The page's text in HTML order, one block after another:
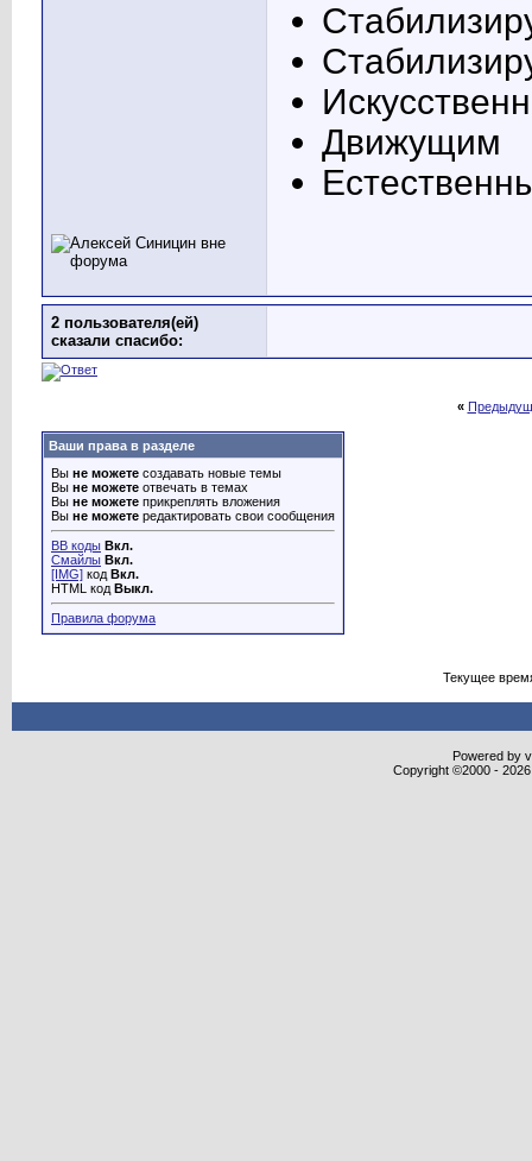
Движущим
2 пользователя(ей)
сказали cпасибо:
«
Ваши права в разделе
Вы не можете создавать новые темы
Вы не можете отвечать в темах
Вы не можете прикреплять вложения
Вы не можете редактировать свои сообщения
BB коды Вкл.
Смайлы Вкл.
[IMG] код Вкл.
HTML код Выкл.
Правила форума
Текущее
Powered by
Copyright ©2000 -